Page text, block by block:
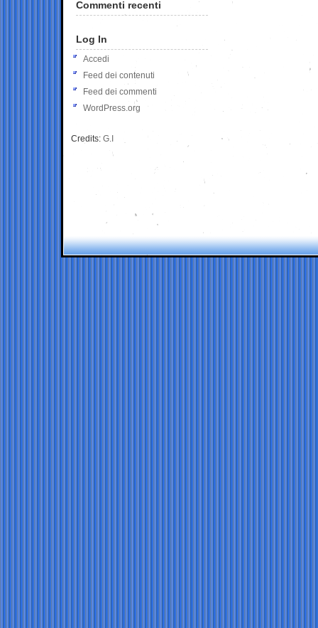
Commenti recenti
Log In
Accedi
Feed dei contenuti
Feed dei commenti
WordPress.org
Credits: G.I